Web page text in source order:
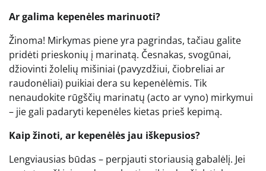
Ar galima kepenėles marinuoti?
Žinoma! Mirkymas piene yra pagrindas, tačiau galite
pridėti prieskonių į marinatą. Česnakas, svogūnai,
džiovinti žolelių mišiniai (pavyzdžiui, čiobreliai ar
raudonėliai) puikiai dera su kepenėlėmis. Tik
nenaudokite rūgščių marinatų (acto ar vyno) mirkymui
– jie gali padaryti kepenėles kietas prieš kepimą.
Kaip žinoti, ar kepenėlės jau iškepusios?
Lengviausias būdas – perpjauti storiausią gabalėlį. Jei